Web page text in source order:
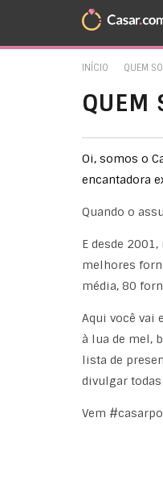
INÍCIO QUEM
QUEM
Oi, somos o
encantadora
Quando o
E desde
melhores
média, 80
Aqui você vai
à lua de mel,
lista de
divulgar
Vem